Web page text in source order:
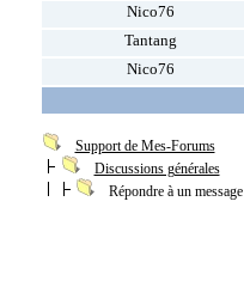
Nico76
Tantang
Nico76
Support de Mes-Forums
Discussions générales
Répondre à un message